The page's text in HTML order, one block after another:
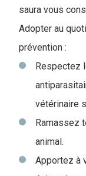
saura vous
Adopter au
prévention :
Respectez
vétérinaire
Ramassez
animal.
Apportez à